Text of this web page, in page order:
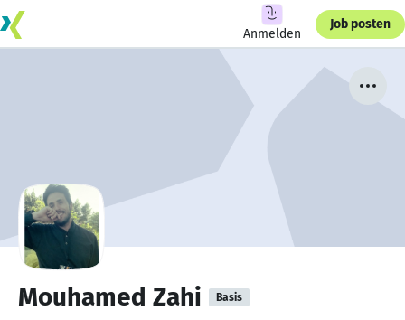
Anmelden
Job posten
Mouhamed Zahi Basis